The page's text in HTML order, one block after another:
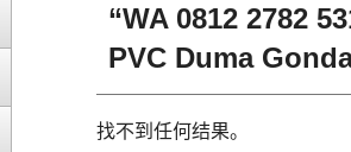
“WA 0812 2782
PVC Duma
找不到任何结果。